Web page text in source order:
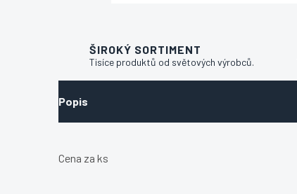
ŠIROKÝ SORTIMENT
Tisíce produktů od světových výrobců.
Popis
Cena za ks